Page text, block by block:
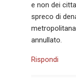
e non dei
spreco di
annullato.
Rispondi